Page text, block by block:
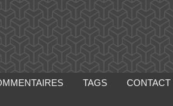
TAGS CONTACT